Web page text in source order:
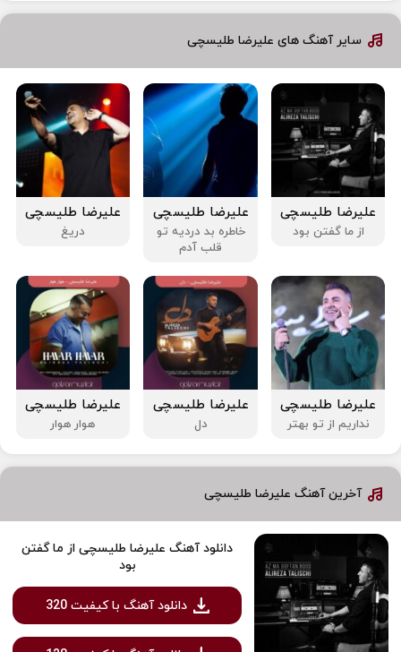
سایر آهنگ های علیرضا طلیسچی
علیرضا طلیسچی
از ما گفتن بود
علیرضا طلیسچی
خاطره بد دردیه تو
قلب آدم
علیرضا طلیسچی
دریغ
علیرضا طلیسچی
نداریم از تو بهتر
علیرضا طلیسچی
دل
علیرضا طلیسچی
هوار هوار
آخرین آهنگ علیرضا طلیسچی
دانلود آهنگ علیرضا طلیسچی از ما گفتن
بود
دانلود آهنگ با کیفیت 320